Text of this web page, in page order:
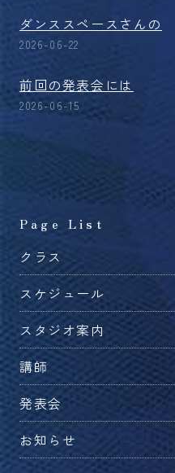
ダンススペースさんの
2026-06-22
前回の発表会には
2026-06-15
Page List
クラス
スケジュール
スタジオ案内
講師
発表会
お知らせ